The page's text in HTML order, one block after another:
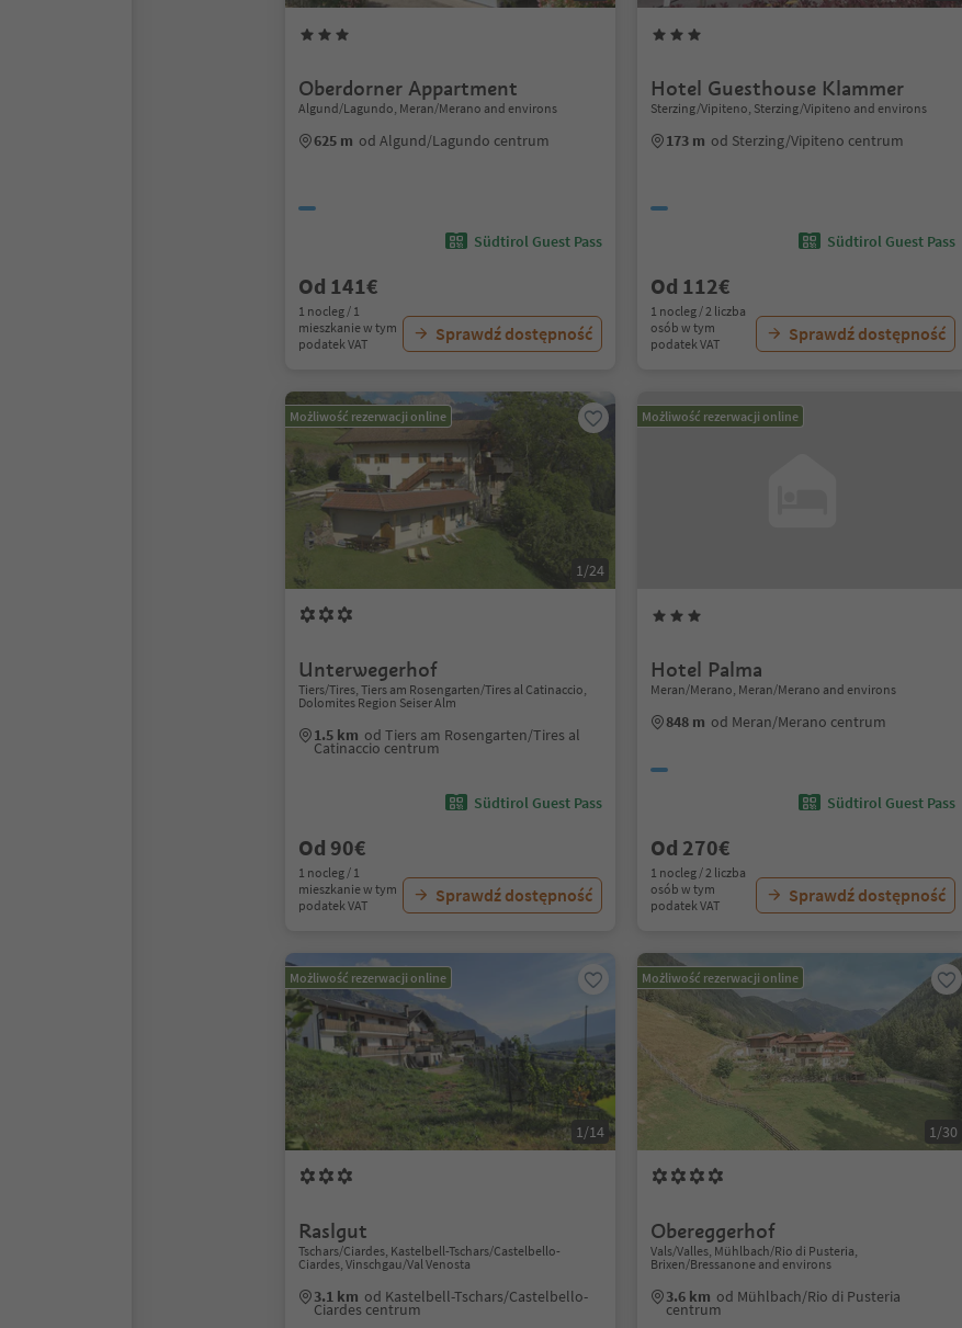
Oberdorner Appartment
Algund/Lagundo, Meran/Merano and environs
625 m od Algund/Lagundo centrum
Südtirol Guest Pass
Od 141€
1 nocleg / 1
mieszkanie w tym
podatek VAT
Sprawdź dostępność
Hotel Guesthouse Klammer
Sterzing/Vipiteno, Sterzing/Vipiteno and environs
173 m od Sterzing/Vipiteno centrum
Südtirol Guest Pass
Od 112€
1 nocleg / 2 liczba
osób w tym
podatek VAT
Sprawdź dostępność
Możliwość rezerwacji online
1/24
Unterwegerhof
Tiers/Tires, Tiers am Rosengarten/Tires al Catinaccio,
Dolomites Region Seiser Alm
1.5 km od Tiers am Rosengarten/Tires al
Catinaccio centrum
Südtirol Guest Pass
Od 90€
1 nocleg / 1
mieszkanie w tym
podatek VAT
Sprawdź dostępność
Możliwość rezerwacji online
Hotel Palma
Meran/Merano, Meran/Merano and environs
848 m od Meran/Merano centrum
Südtirol Guest Pass
Od 270€
1 nocleg / 2 liczba
osób w tym
podatek VAT
Sprawdź dostępność
Możliwość rezerwacji online
1/14
Raslgut
Tschars/Ciardes, Kastelbell-Tschars/Castelbello-
Ciardes, Vinschgau/Val Venosta
3.1 km od Kastelbell-Tschars/Castelbello-
Ciardes centrum
Możliwość rezerwacji online
1/30
Obereggerhof
Vals/Valles, Mühlbach/Rio di Pusteria,
Brixen/Bressanone and environs
3.6 km od Mühlbach/Rio di Pusteria
centrum